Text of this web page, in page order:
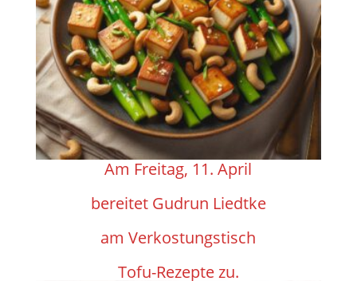
Am Freitag, 11. April
berei­tet Gudrun Liedtke
am Verkos­tungs­tisch
Tofu-Rezepte zu.